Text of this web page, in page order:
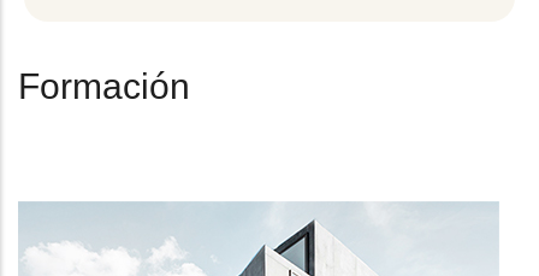
Formación